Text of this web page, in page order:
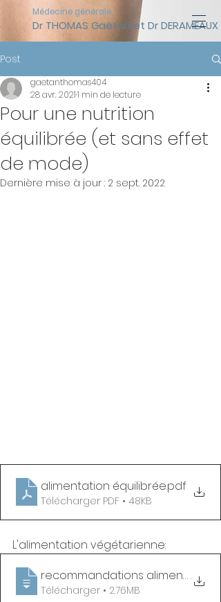
Dr THOMAS Gaëtan et Dr
Médecine générale
Post
Pour une nutrition
équilibrée (et sans effet
de mode)
gaetanthomas404
28 avr. 20211 min de lecture
Dernière mise à jour : 2 sept. 2022
alimentation équilibrée.pdf
Télécharger PDF • 48KB
L'alimentation végétarienne:
recommandations alimentation
.
Télécharger • 2.76MB